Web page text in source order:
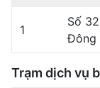
1
Số
Đông
Trạm dịch vụ